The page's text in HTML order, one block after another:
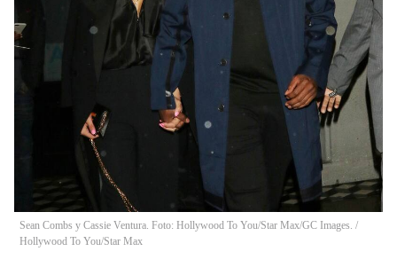
Sean Combs y Cassie Ventura. Foto: Hollywood To You/Star Max/GC Images. /
Hollywood To You/Star Max